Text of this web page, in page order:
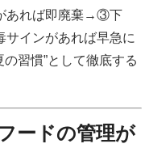
あれば即廃棄→③下
サインがあれば早急に
習慣”として徹底する
ードの管理が